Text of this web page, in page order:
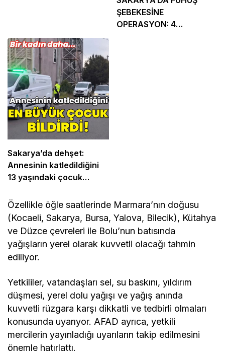
ŞEBEKESİNE
OPERASYON: 4
Sakarya’da dehşet:
Annesinin katledildiğini
13 yaşındaki çocuk
Özellikle öğle saatlerinde Marmara’nın doğusu
(Kocaeli, Sakarya, Bursa, Yalova, Bilecik), Kütahya
ve Düzce çevreleri ile Bolu’nun batısında
yağışların yerel olarak kuvvetli olacağı tahmin
ediliyor.
Yetkililer, vatandaşları sel, su baskını, yıldırım
düşmesi, yerel dolu yağışı ve yağış anında
kuvvetli rüzgara karşı dikkatli ve tedbirli olmaları
konusunda uyarıyor. AFAD ayrıca, yetkili
mercilerin yayınladığı uyarıların takip edilmesini
önemle hatırlattı.